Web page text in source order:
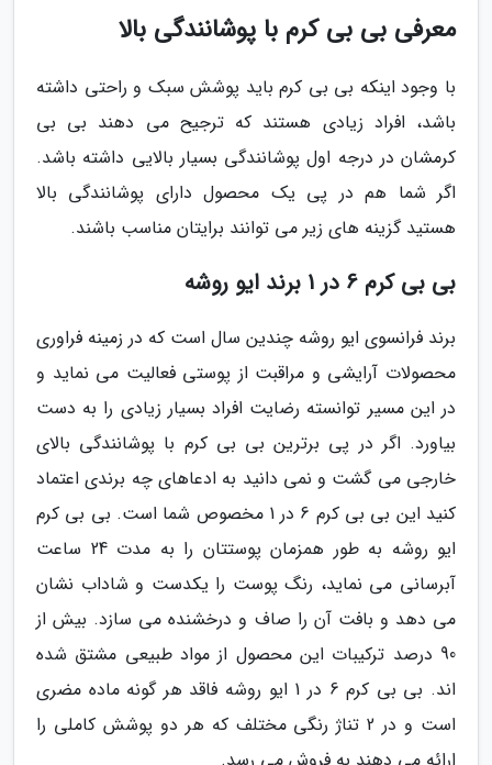
معرفی بی بی کرم با پوشانندگی بالا
با وجود اینکه بی بی کرم باید پوشش سبک و راحتی داشته
باشد، افراد زیادی هستند که ترجیح می دهند بی بی
کرمشان در درجه اول پوشانندگی بسیار بالایی داشته باشد.
اگر شما هم در پی یک محصول دارای پوشانندگی بالا
هستید گزینه های زیر می توانند برایتان مناسب باشند.
بی بی کرم 6 در 1 برند ایو روشه
برند فرانسوی ایو روشه چندین سال است که در زمینه فراوری
محصولات آرایشی و مراقبت از پوستی فعالیت می نماید و
در این مسیر توانسته رضایت افراد بسیار زیادی را به دست
بیاورد. اگر در پی برترین بی بی کرم با پوشانندگی بالای
خارجی می گشت و نمی دانید به ادعاهای چه برندی اعتماد
کنید این بی بی کرم 6 در 1 مخصوص شما است. بی بی کرم
ایو روشه به طور همزمان پوستتان را به مدت 24 ساعت
آبرسانی می نماید، رنگ پوست را یکدست و شاداب نشان
می دهد و بافت آن را صاف و درخشنده می سازد. بیش از
90 درصد ترکیبات این محصول از مواد طبیعی مشتق شده
اند. بی بی کرم 6 در 1 ایو روشه فاقد هر گونه ماده مضری
است و در 2 تناژ رنگی مختلف که هر دو پوشش کاملی را